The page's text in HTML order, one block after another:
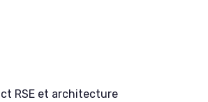
RSE et architecture